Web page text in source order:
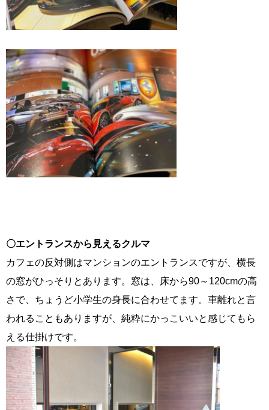
〇エントランスから見えるクルマ
カフェの反対側はマンションのエントランスですが、横長
の窓がひっそりとあります。窓は、床から90～120cmの高
さで、ちょうど小学生の身長に合わせてます。車離れと言
われることもありますが、純粋にかっこいいと感じてもら
える仕掛けです。